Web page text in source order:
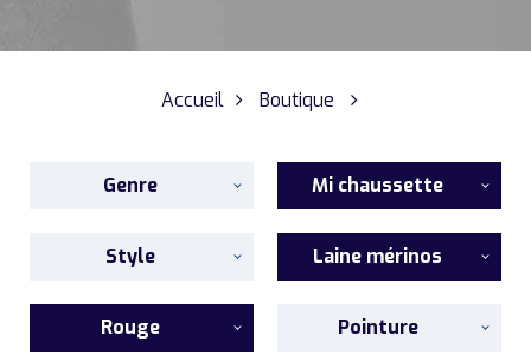
Accueil Boutique
Genre Mi chaussette
Style Laine mérinos
Rouge Pointure